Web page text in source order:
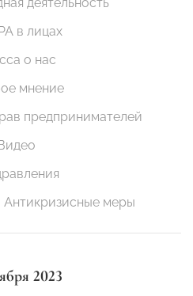
в лицах
о нас
мнение
предпринимателей
меры
2023